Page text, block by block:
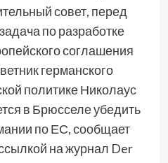
совет, перед
по разработке
соглашения
германского
политике Николаус
в Брюсселе убедить
по ЕС, сообщает
на журнал Der